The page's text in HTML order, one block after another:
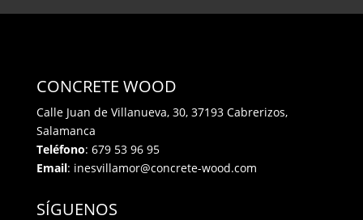
CONCRETE WOOD
Calle Juan de Villanueva, 30, 37193 Cabrerizos,
Salamanca
Teléfono: 679 53 96 95
Email: inesvillamor@concrete-wood.com
SÍGUENOS